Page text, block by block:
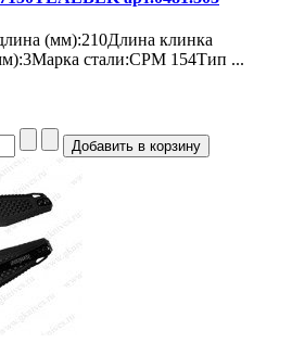
(мм):210Длина клинка
стали:CPM 154Тип ...